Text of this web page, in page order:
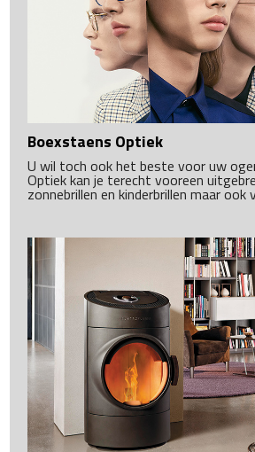
Boexstaens Optiek
U wil toch ook het beste voor uw
Optiek kan je terecht vooreen
zonnebrillen en kinderbrillen maar ook